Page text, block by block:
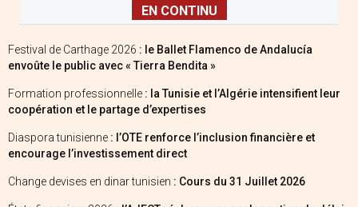
EN CONTINU
Festival de Carthage 2026 : le Ballet Flamenco de Andalucía
envoûte le public avec « Tierra Bendita »
Formation professionnelle : la Tunisie et l’Algérie intensifient leur
coopération et le partage d’expertises
Diaspora tunisienne : l’OTE renforce l’inclusion financière et
encourage l’investissement direct
Change devises en dinar tunisien : Cours du 31 Juillet 2026